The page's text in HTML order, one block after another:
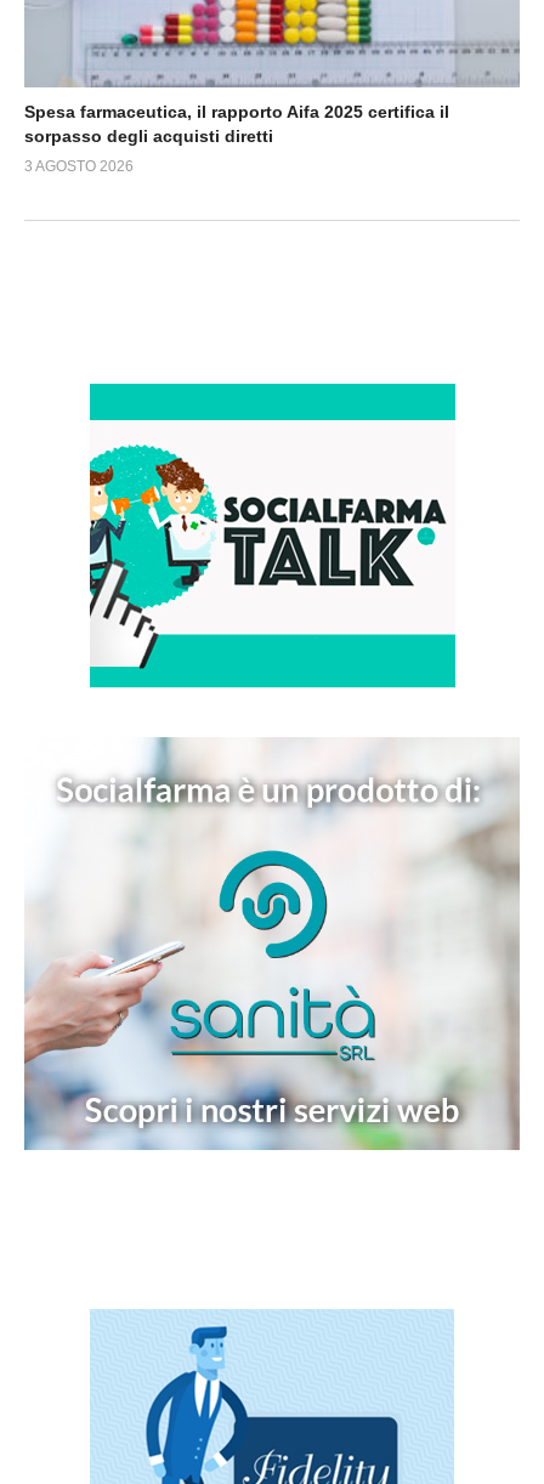
Spesa farmaceutica, il rapporto Aifa 2025 certifica il
sorpasso degli acquisti diretti
3 AGOSTO 2026